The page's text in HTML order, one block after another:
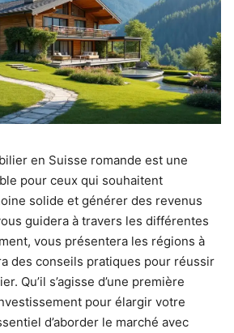
en Suisse romande est une
pour ceux qui souhaitent
solide et générer des revenus
guidera à travers les différentes
vous présentera les régions à
des conseils pratiques pour réussir
Qu’il s’agisse d’une première
pour élargir votre
d’aborder le marché avec